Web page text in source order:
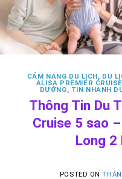
CẨM NANG DU LỊCH, DU
ALISA PREMIER CRUISE
DƯỠNG, TIN NHANH
Thông Tin Du
Cruise 5 sao
Long 2
POSTED ON